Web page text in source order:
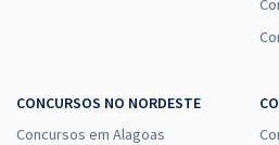
CONCURSOS NO NORDESTE
Concursos em Alagoas